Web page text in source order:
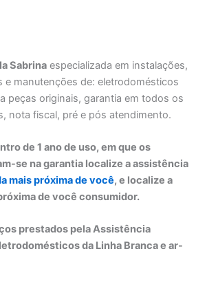
Sabrina especializada em instalações,
e manutenções de: eletrodomésticos
peças originais, garantia em todos os
nota fiscal, pré e pós atendimento.
de 1 ano de uso, em que os
se na garantia localize a assistência
mais próxima de você, e localize a
de você consumidor.
prestados pela Assistência
da Linha Branca e ar-